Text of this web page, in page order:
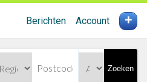
Berichten Account +
Zoeken